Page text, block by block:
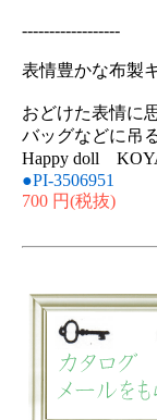
------------------
表情豊かな布製
おどけた表情に
バッグなどに吊
Happy doll
●PI-3506951
700 円(税抜)